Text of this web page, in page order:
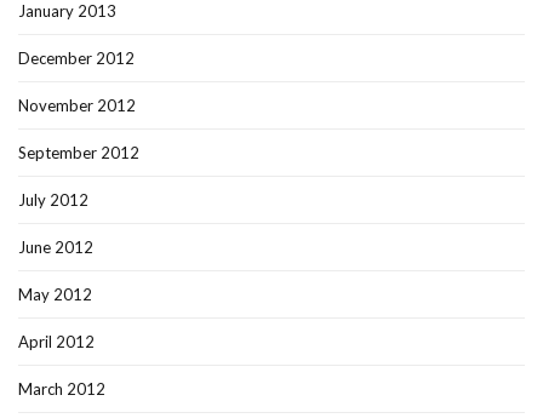
January 2013
December 2012
November 2012
September 2012
July 2012
June 2012
May 2012
April 2012
March 2012